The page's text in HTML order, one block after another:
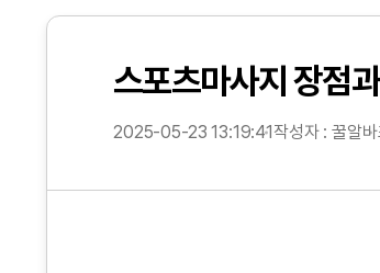
스포츠마사지 장점
2025-05-23 13:19:41작성자 : 꿀알바